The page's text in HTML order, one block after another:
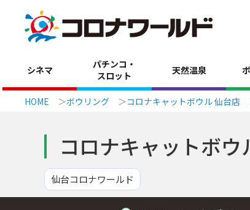
シネマ
パチンコ・
スロット
天然温泉
HOME ボウリング コロナキャットボウル 仙台店
コロナキャットボウ
仙台コロナワールド